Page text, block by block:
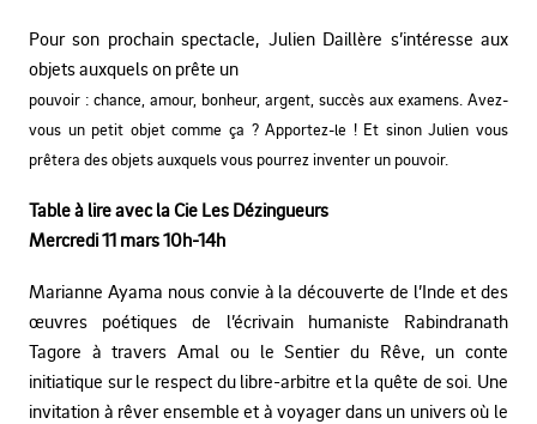
Pour son prochain spectacle, Julien Daillère s’intéresse aux
objets auxquels on prête un
pouvoir : chance, amour, bonheur, argent, succès aux examens. Avez-
vous un petit objet comme ça ? Apportez-le ! Et sinon Julien vous
prêtera des objets auxquels vous pourrez inventer un pouvoir.
Table à lire avec la Cie Les Dézingueurs
Mercredi 11 mars 10h-14h
Marianne Ayama nous convie à la découverte de l’Inde et des
œuvres poétiques de l’écrivain humaniste Rabindranath
Tagore à travers Amal ou le Sentier du Rêve, un conte
initiatique sur le respect du libre-arbitre et la quête de soi. Une
invitation à rêver ensemble et à voyager dans un univers où le